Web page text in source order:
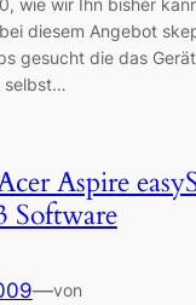
wie wir Ihn bisher
diesem Angebot
gesucht die das
selbst…
Aspire
Software
—von